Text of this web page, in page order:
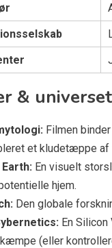
&
Filmen
et kludetæppe
En visuelt
hjem.
Den globale
En
(eller